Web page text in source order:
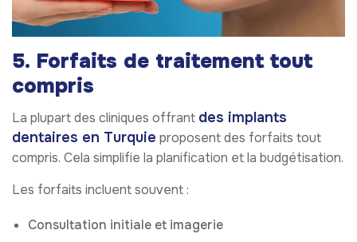
5. Forfaits de traitement tout
compris
La plupart des cliniques offrant des implants
dentaires en Turquie proposent des forfaits tout
compris. Cela simplifie la planification et la budgétisation.
Les forfaits incluent souvent :
Consultation initiale et imagerie